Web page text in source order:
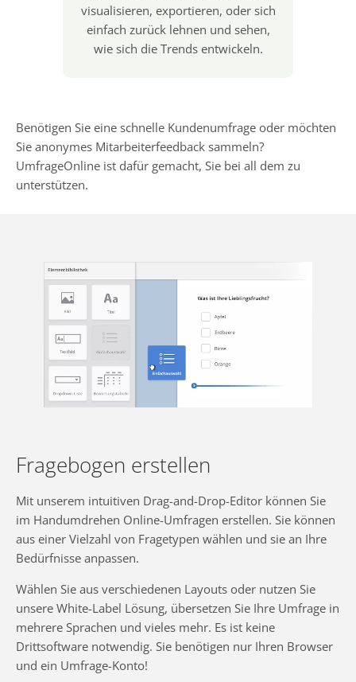
visualisieren, exportieren, oder sich
einfach zurück lehnen und sehen,
wie sich die Trends entwickeln.
Benötigen Sie eine schnelle Kundenumfrage oder möchten
Sie anonymes Mitarbeiterfeedback sammeln?
UmfrageOnline ist dafür gemacht, Sie bei all dem zu
unterstützen.
Fragebogen erstellen
Mit unserem intuitiven Drag-and-Drop-Editor können Sie
im Handumdrehen Online-Umfragen erstellen. Sie können
aus einer Vielzahl von Fragetypen wählen und sie an Ihre
Bedürfnisse anpassen.
Wählen Sie aus verschiedenen Layouts oder nutzen Sie
unsere White-Label Lösung, übersetzen Sie Ihre Umfrage in
mehrere Sprachen und vieles mehr. Es ist keine
Drittsoftware notwendig. Sie benötigen nur Ihren Browser
und ein Umfrage-Konto!